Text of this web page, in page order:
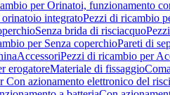
per Orinatoi, funzionamento
integratoPezzi di ricambio
Senza brida di risciacquo
per Senza coperchioPareti di
AccessoriPezzi di ricambio per
erogatoreMateriale di fissaggio
Con azionamento elettronico del